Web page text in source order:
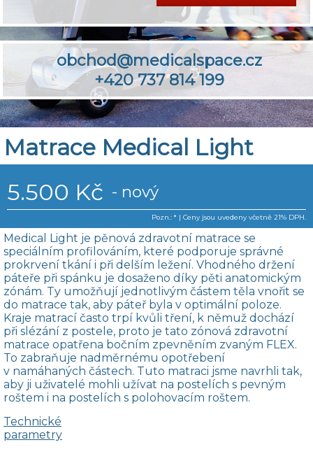
obchod@medicalspace.cz
+420 737 814 199
Matrace Medical Light
5.500 Kč - nový
Pozn.: * | Ceny jsou uvedeny včetně 21% DPH.
Medical Light je pěnová zdravotní matrace se
speciálním profilováním, které podporuje správné
prokrvení tkání i při delším ležení. Vhodného držení
páteře při spánku je dosaženo díky pěti anatomickým
zónám. Ty umožňují jednotlivým částem těla vnořit se
do matrace tak, aby páteř byla v optimální poloze.
Kraje matrací často trpí kvůli tření, k němuž dochází
při slézání z postele, proto je tato zónová zdravotní
matrace opatřena bočním zpevněním zvaným FLEX.
To zabraňuje nadměrnému opotřebení
v namáhaných částech. Tuto matraci jsme navrhli tak,
aby ji uživatelé mohli užívat na postelích s pevným
roštem i na postelích s polohovacím roštem.
Technické
parametry